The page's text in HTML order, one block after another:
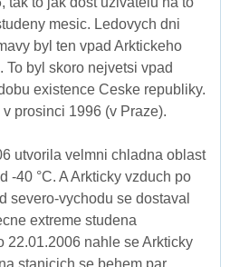
mesic. Ledovych dni
byl ten vpad Arktickeho
byl skoro nejvetsi vpad
existence Ceske republiky.
prosinci 1996 (v Praze).
utvorila velmni chladna oblast
-40 °C. A Arkticky vzduch po
severo-vychodu se dostaval
extreme studena
22.01.2006 nahle se Arkticky